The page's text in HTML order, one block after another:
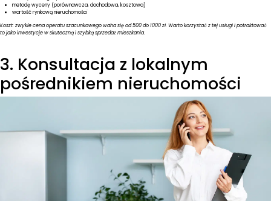
metodę wyceny (porównawcza, dochodowa, kosztowa)
wartość rynkową nieruchomości
Koszt: zwykle cena operatu szacunkowego waha się od 500 do 1000 zł. Warto korzystać z tej usługi i potraktować
to jako inwestycje w skuteczną i szybką sprzedaż mieszkania.
3. Konsultacja z lokalnym
pośrednikiem nieruchomości